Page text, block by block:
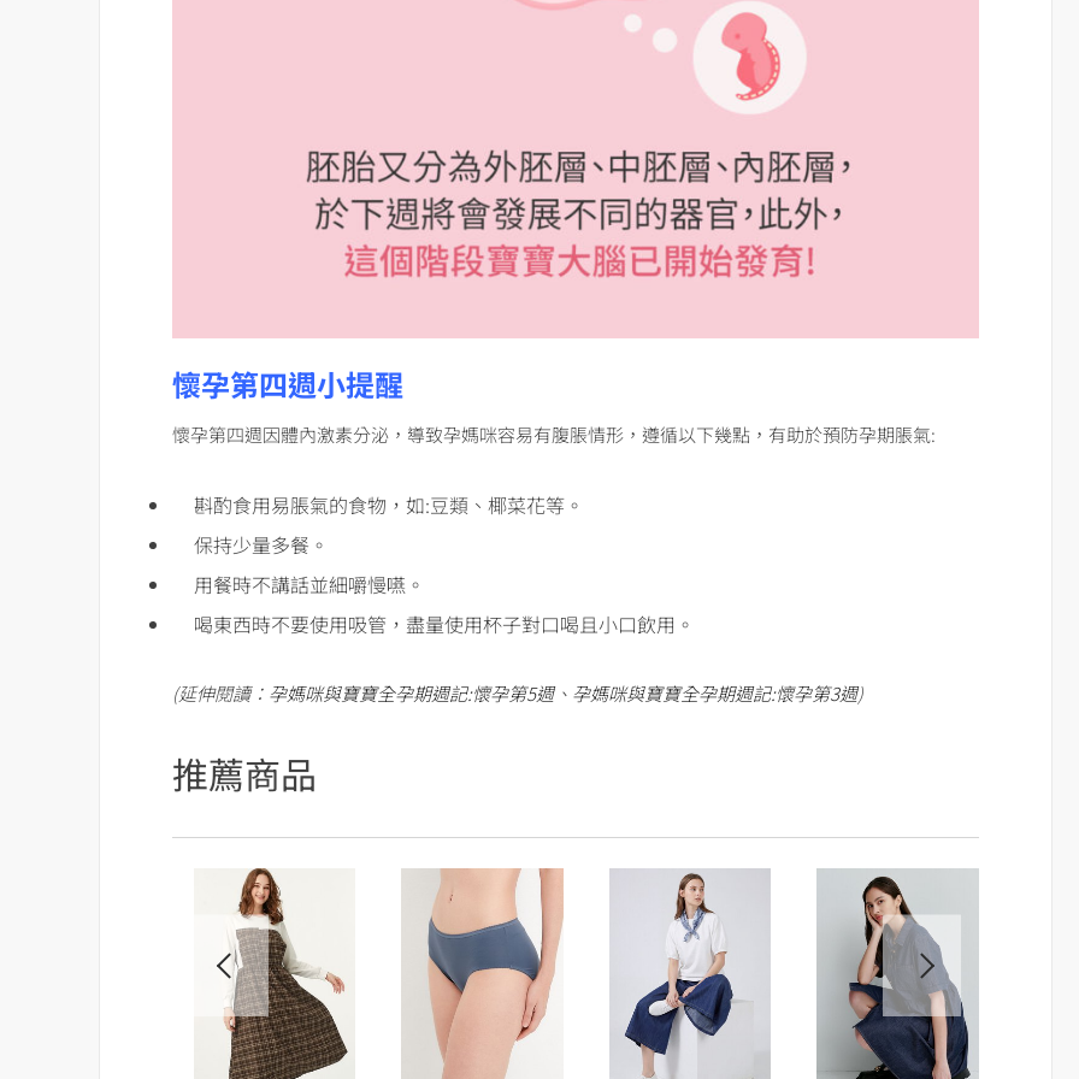
懷孕第四週小提醒
懷孕第四週因體內激素分泌，導致孕媽咪容易有腹脹情形，遵循以下幾點，有助於預防孕期脹氣:
斟酌食用易脹氣的食物，如:豆類、椰菜花等。
保持少量多餐。
用餐時不講話並細嚼慢嚥。
喝東西時不要使用吸管，盡量使用杯子對口喝且小口飲用。
(延伸閱讀： 孕媽咪與寶寶全孕期週記:懷孕第5週、 孕媽咪與寶寶全孕期週記:懷孕第3週)
推薦商品